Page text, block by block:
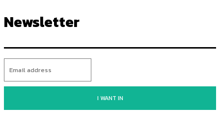
Newsletter
I WANT IN